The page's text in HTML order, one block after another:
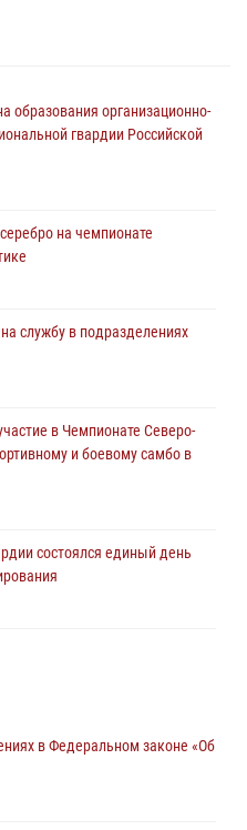
образования организационно-
гвардии Российской
на чемпионате
службу в подразделениях
в Чемпионате Северо-
и боевому самбо в
состоялся единый день
росгвардейцы за неделю
в Федеральном законе «Об